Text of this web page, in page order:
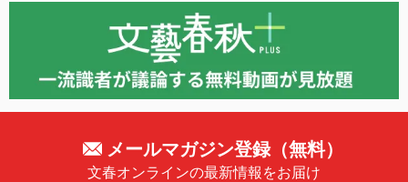
メールマガジン登録（無料）
文春オンラインの最新情報をお届け